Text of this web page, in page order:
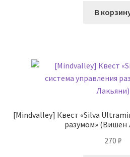
В
[Mindvalley] Квест «Silva
разумом» (Вишен
270 ₽